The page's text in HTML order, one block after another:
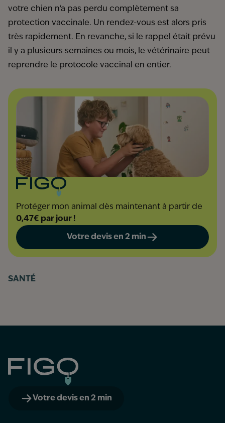
votre chien n'a pas perdu complètement sa
protection vaccinale. Un rendez-vous est alors pris
très rapidement. En revanche, si le rappel était prévu
il y a plusieurs semaines ou mois, le vétérinaire peut
reprendre le protocole vaccinal en entier.
Protéger mon animal dès maintenant à partir de
0,47€ par jour !
Votre devis en 2 min
SANTÉ
Figo
Votre devis en 2 min